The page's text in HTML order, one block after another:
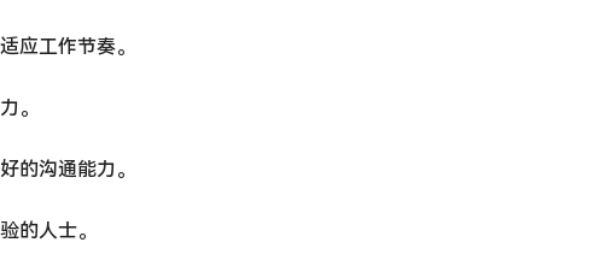
应工作节奏。
。
的沟通能力。
的人士。